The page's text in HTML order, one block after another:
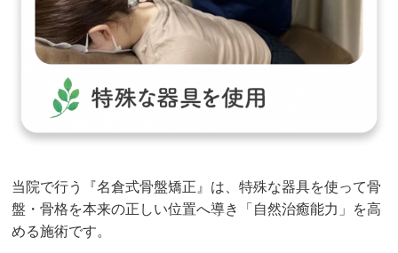
当院で行う『名倉式骨盤矯正』は、特殊な器具を使って骨
盤・骨格を本来の正しい位置へ導き「自然治癒能力」を高
める施術です。